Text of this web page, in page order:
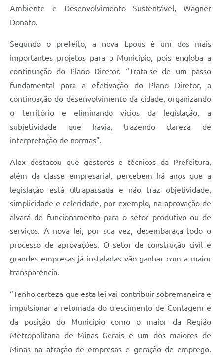
Ambiente e Desenvolvimento Sustentável, Wagner
Donato.
Segundo o prefeito, a nova Lpous é um dos mais
importantes projetos para o Município, pois engloba a
continuação do Plano Diretor. “Trata-se de um passo
fundamental para a efetivação do Plano Diretor, a
continuação do desenvolvimento da cidade, organizando
o território e eliminando vícios da legislação, a
subjetividade que havia, trazendo clareza de
interpretação de normas”.
Alex destacou que gestores e técnicos da Prefeitura,
além da classe empresarial, percebem há anos que a
legislação está ultrapassada e não traz objetividade,
simplicidade e celeridade, por exemplo, na aprovação de
alvará de funcionamento para o setor produtivo ou de
serviços. A nova lei, por sua vez, desembaraça todo o
processo de aprovações. O setor de construção civil e
grandes empresas já instaladas vão ganhar com a maior
transparência.
“Tenho certeza que esta lei vai contribuir sobremaneira e
impulsionar a retomada do crescimento de Contagem e
da posição do Município como o maior da Região
Metropolitana de Minas Gerais e um dos maiores de
Minas na atração de empresas e geração de emprego.